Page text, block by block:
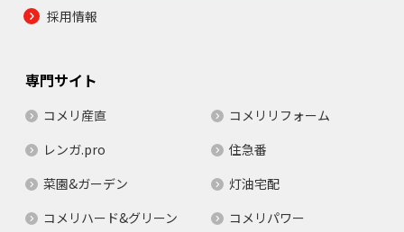
採用情報
専門サイト
コメリ産直
コメリリフォーム
レンガ.pro
住急番
菜園&ガーデン
灯油宅配
コメリハード&グリーン
コメリパワー